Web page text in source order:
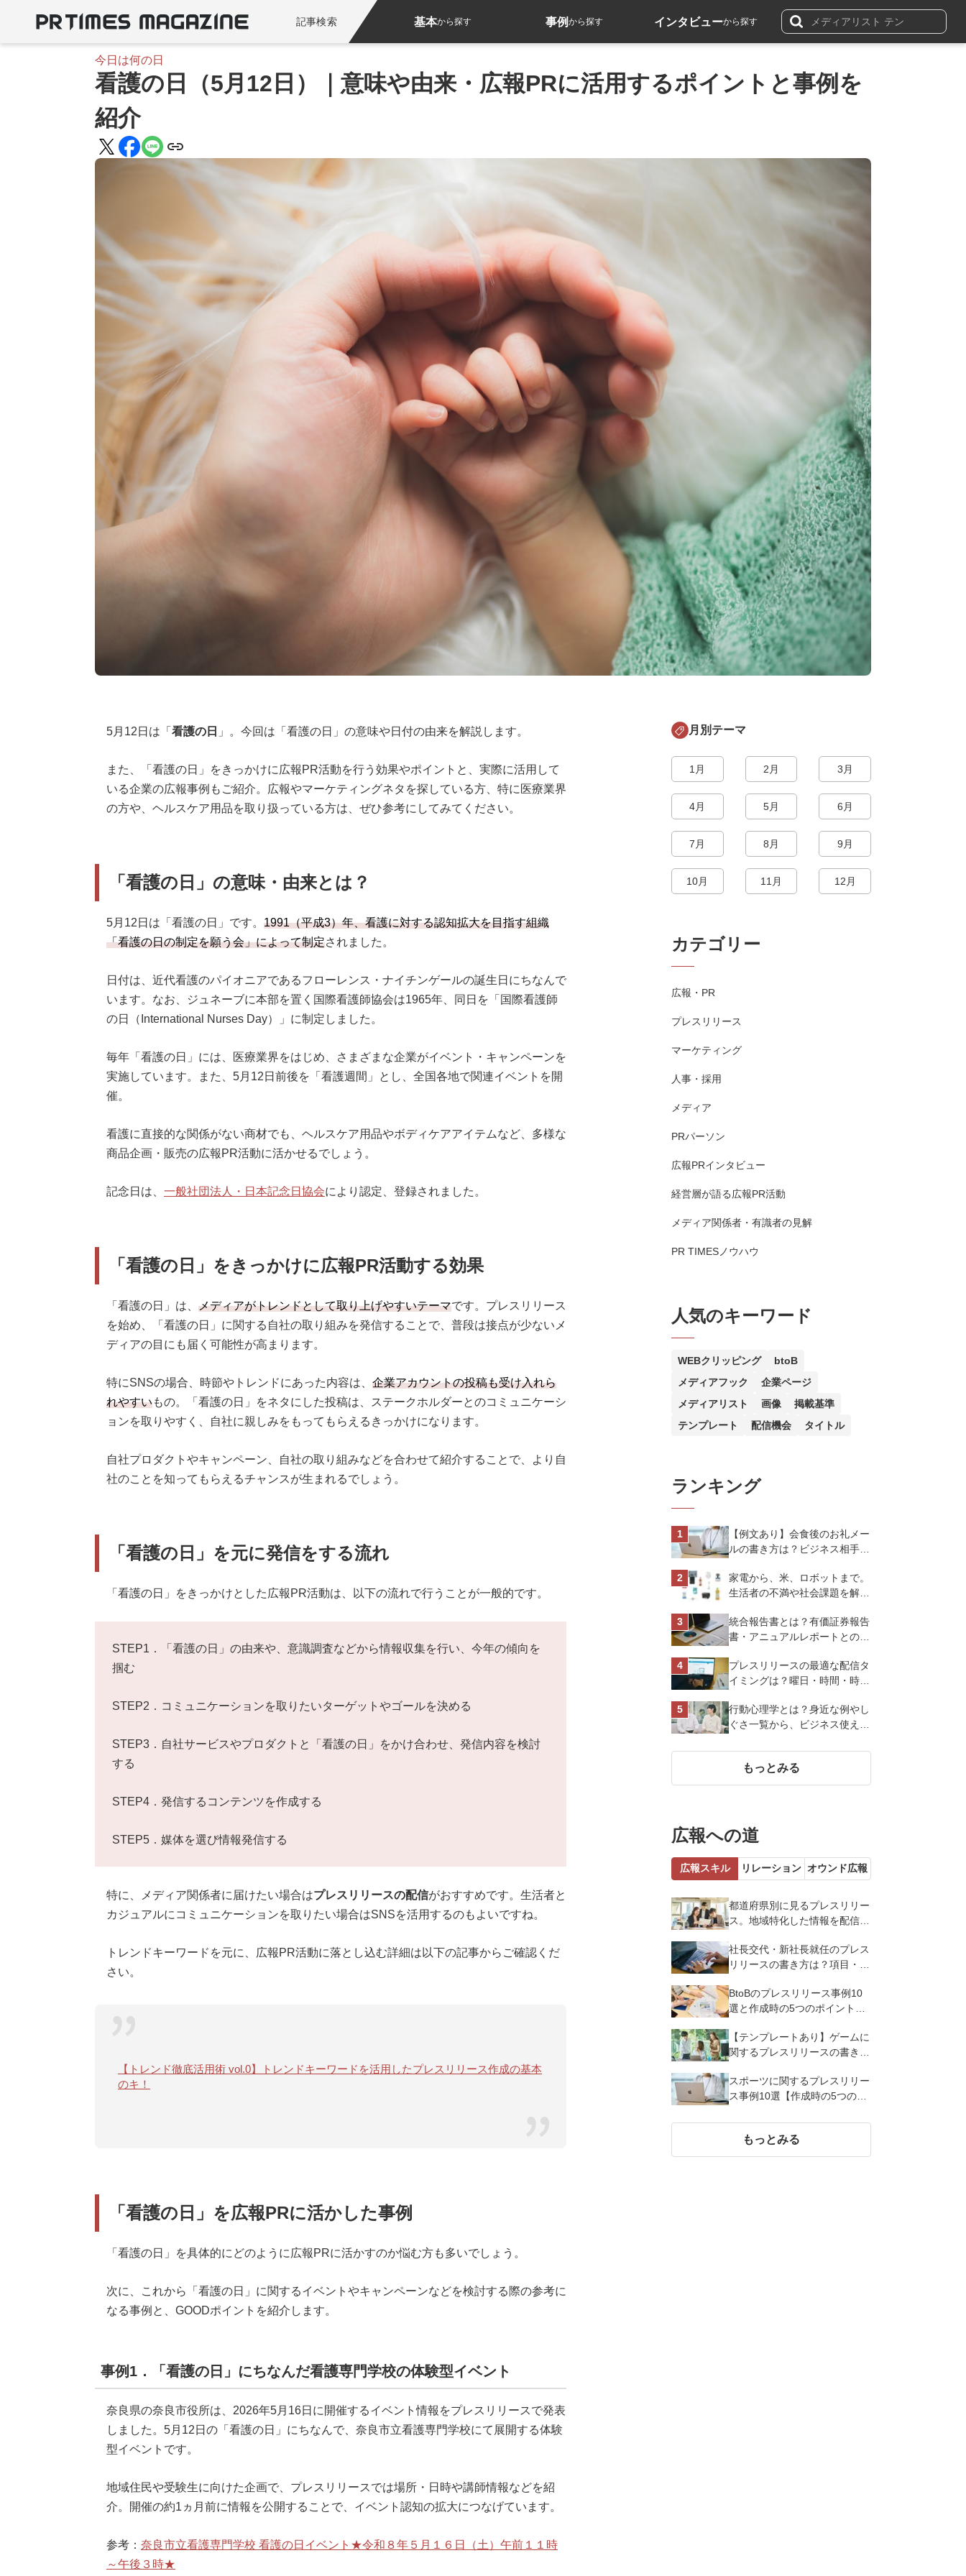
記事検索 基本から探す 事例から探す インタビューから探す
今日は何の日
看護の日（5月12日）｜意味や由来・広報PRに活用するポイントと事例を
紹介
5月12日は「 看護の日 」。今回は「看護の日」の意味や日付の由来を解説します。
また、「看護の日」をきっかけに広報PR活動を行う効果やポイントと、実際に活用して
いる企業の広報事例もご紹介。広報やマーケティングネタを探している方、特に医療業界
の方や、ヘルスケア用品を取り扱っている方は、ぜひ参考にしてみてください。
「看護の日」の意味・由来とは？
5月12日は「看護の日」です。 1991（平成3）年、看護に対する認知拡大を目指す組織
「看護の日の制定を願う会」によって制定されました。
日付は、近代看護のパイオニアであるフローレンス・ナイチンゲールの誕生日にちなんで
います。なお、ジュネーブに本部を置く国際看護師協会は1965年、同日を「国際看護師
の日（International Nurses Day）」に制定しました。
毎年「看護の日」には、医療業界をはじめ、さまざまな企業がイベント・キャンペーンを
実施しています。また、5月12日前後を「看護週間」とし、全国各地で関連イベントを開
催。
看護に直接的な関係がない商材でも、ヘルスケア用品やボディケアアイテムなど、多様な
商品企画・販売の広報PR活動に活かせるでしょう。
記念日は、 一般社団法人・日本記念日協会により認定、登録されました。
「看護の日」をきっかけに広報PR活動する効果
「看護の日」は、 メディアがトレンドとして取り上げやすいテーマです。プレスリリース
を始め、「看護の日」に関する自社の取り組みを発信することで、普段は接点が少ないメ
ディアの目にも届く可能性が高まります。
特にSNSの場合、時節やトレンドにあった内容は、 企業アカウントの投稿も受け入れら
れやすいもの。「看護の日」をネタにした投稿は、ステークホルダーとのコミュニケーシ
ョンを取りやすく、自社に親しみをもってもらえるきっかけになります。
自社プロダクトやキャンペーン、自社の取り組みなどを合わせて紹介することで、より自
社のことを知ってもらえるチャンスが生まれるでしょう。
「看護の日」を元に発信をする流れ
「看護の日」をきっかけとした広報PR活動は、以下の流れで行うことが一般的です。
STEP1．「看護の日」の由来や、意識調査などから情報収集を行い、今年の傾向を
掴む
STEP2．コミュニケーションを取りたいターゲットやゴールを決める
STEP3．自社サービスやプロダクトと「看護の日」をかけ合わせ、発信内容を検討
する
STEP4．発信するコンテンツを作成する
STEP5．媒体を選び情報発信する
特に、メディア関係者に届けたい場合はプレスリリースの配信がおすすめです。生活者と
カジュアルにコミュニケーションを取りたい場合はSNSを活用するのもよいですね。
トレンドキーワードを元に、広報PR活動に落とし込む詳細は以下の記事からご確認くだ
さい。
【トレンド徹底活用術 vol.0】トレンドキーワードを活用したプレスリリース作成の基本
のキ！
「看護の日」を広報PRに活かした事例
「看護の日」を具体的にどのように広報PRに活かすのか悩む方も多いでしょう。
次に、これから「看護の日」に関するイベントやキャンペーンなどを検討する際の参考に
なる事例と、GOODポイントを紹介します。
事例1．「看護の日」にちなんだ看護専門学校の体験型イベント
奈良県の奈良市役所は、2026年5月16日に開催するイベント情報をプレスリリースで発表
しました。5月12日の「看護の日」にちなんで、奈良市立看護専門学校にて展開する体験
型イベントです。
地域住民や受験生に向けた企画で、プレスリリースでは場所・日時や講師情報などを紹
介。開催の約1ヵ月前に情報を公開することで、イベント認知の拡大につなげています。
参考： 奈良市立看護専門学校 看護の日イベント★令和８年５月１６日（土）午前１１時
～午後３時★
月別テーマ
1月 2月 3月
4月 5月 6月
7月 8月 9月
10月 11月 12月
カテゴリー
広報・PR
プレスリリース
マーケティング
人事・採用
メディア
PRパーソン
広報PRインタビュー
経営層が語る広報PR活動
メディア関係者・有識者の見解
PR TIMESノウハウ
人気のキーワード
WEBクリッピング
btoB
メディアフック
企業ページ
メディアリスト
画像
掲載基準
テンプレート
配信機会 タイトル
ランキング
【例文あり】会食後のお礼メー
ルの書き方は？ビジネス相手に
トを解説
家電から、米、ロボットまで。
生活者の不満や社会課題を解決
スオーヤマ株式会社
統合報告書とは？有価証券報告
書・アニュアルレポートとの違
プレスリリースの最適な配信タ
イミングは？曜日・時間・時期
化させよう
行動心理学とは？身近な例やし
ぐさ一覧から、ビジネス使える
もっとみる
広報への道
広報スキル リレーション オウンド広報
都道府県別に見るプレスリリー
ス。地域特化した情報を配信す
社長交代・新社長就任のプレス
リリースの書き方は？項目・ポ
BtoBのプレスリリース事例10
選と作成時の5つのポイントを
【テンプレートあり】ゲームに
関するプレスリリースの書き方
スポーツに関するプレスリリー
ス事例10選【作成時の5つのポ
もっとみる